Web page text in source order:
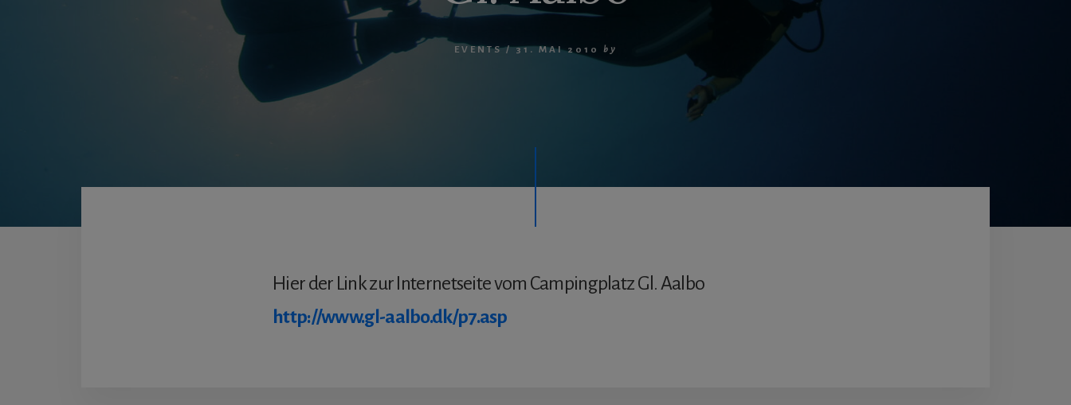
EVENTS/ 31. MAI 2010 by
Hier der Link zur Internetseite vom Campingplatz Gl. Aalbo
http://www.gl-aalbo.dk/p7.asp